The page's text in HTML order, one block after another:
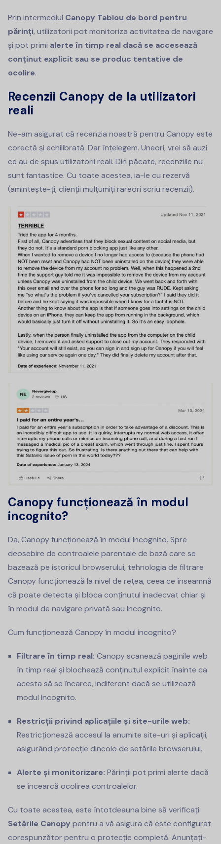
Prin intermediul Canopy Tablou de bord pentru
părinți, utilizatorii pot monitoriza activitatea de navigare
și pot primi alerte în timp real dacă se accesează
conținut explicit sau se produc tentative de
ocolire.
Recenzii Canopy de la utilizatori
reali
Ne-am asigurat că recenzia noastră pentru Canopy este
corectă și echilibrată. Dar înțelegem. Uneori, vrei să auzi
ce au de spus utilizatorii reali. Din păcate, recenziile nu
sunt fantastice. Cu toate acestea, ia-le cu rezervă
(amintește-ți, clienții mulțumiți rareori scriu recenzii).
Canopy funcționează în modul
incognito?
Da, Canopy funcționează în modul Incognito. Spre
deosebire de controalele parentale de bază care se
bazează pe istoricul browserului, tehnologia de filtrare
Canopy funcționează la nivel de rețea, ceea ce înseamnă
că poate detecta și bloca conținutul inadecvat chiar și
în modul de navigare privată sau Incognito.
Cum funcționează Canopy în modul incognito?
Filtrare în timp real: Canopy scanează paginile web
în timp real și blochează conținutul explicit înainte ca
acesta să se încarce, indiferent dacă se utilizează
modul Incognito.
Restricții privind aplicațiile și site-urile web:
Restricționează accesul la anumite site-uri și aplicații,
asigurând protecție dincolo de setările browserului.
Alerte și monitorizare: Părinții pot primi alerte dacă
se încearcă ocolirea controalelor.
Cu toate acestea, este întotdeauna bine să verificați.
Setările Canopy pentru a vă asigura că este configurat
corespunzător pentru o protecție completă. Anunțați-